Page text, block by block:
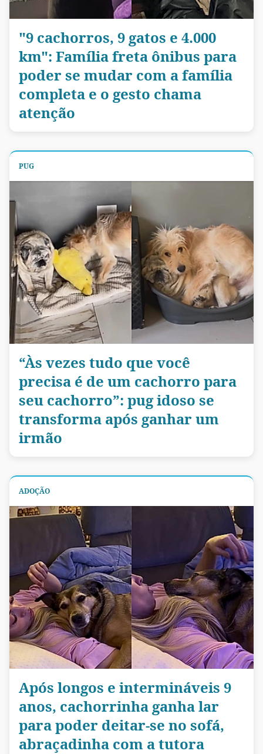
"9 cachorros, 9 gatos e 4.000
km": Família freta ônibus para
poder se mudar com a família
completa e o gesto chama
atenção
PUG
“Às vezes tudo que você
precisa é de um cachorro para
seu cachorro”: pug idoso se
transforma após ganhar um
irmão
ADOÇÃO
Após longos e intermináveis 9
anos, cachorrinha ganha lar
para poder deitar-se no sofá,
abraçadinha com a tutora